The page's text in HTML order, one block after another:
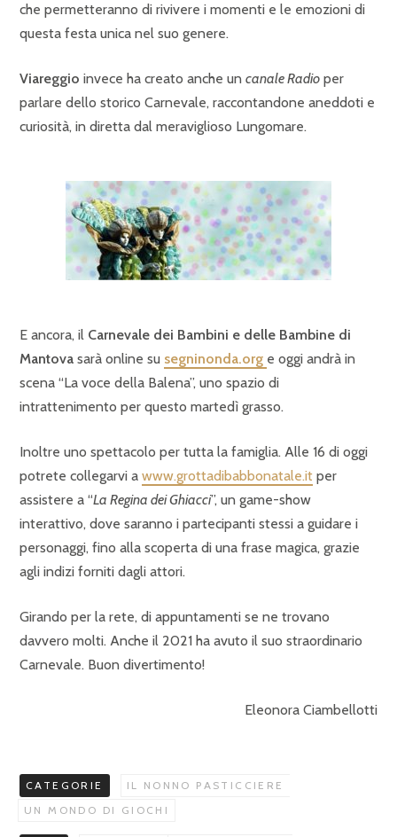
che permetteranno di rivivere i momenti e le emozioni di
questa festa unica nel suo genere.
Viareggio invece ha creato anche un canale Radio per
parlare dello storico Carnevale, raccontandone aneddoti e
curiosità, in diretta dal meraviglioso Lungomare.
E ancora, il Carnevale dei Bambini e delle Bambine di
Mantova sarà online su segninonda.org e oggi andrà in
scena “La voce della Balena”, uno spazio di
intrattenimento per questo martedì grasso.
Inoltre uno spettacolo per tutta la famiglia. Alle 16 di oggi
potrete collegarvi a www.grottadibabbonatale.it per
assistere a “La Regina dei Ghiacci”, un game-show
interattivo, dove saranno i partecipanti stessi a guidare i
personaggi, fino alla scoperta di una frase magica, grazie
agli indizi forniti dagli attori.
Girando per la rete, di appuntamenti se ne trovano
davvero molti. Anche il 2021 ha avuto il suo straordinario
Carnevale. Buon divertimento!
Eleonora Ciambellotti
CATEGORIE
IL NONNO PASTICCIERE
UN MONDO DI GIOCHI